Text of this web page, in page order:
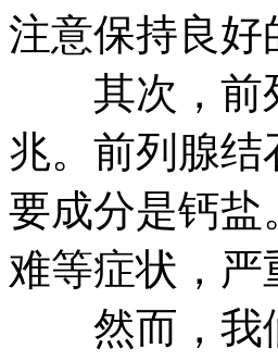
注意保持良好
其次，前列
兆。前列腺
要成分是钙盐
难等症状，
然而，我们